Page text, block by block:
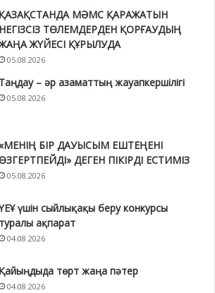
ҚАЗАҚСТАНДА МӘМС ҚАРАЖАТЫН
НЕГІЗСІЗ ТӨЛЕМДЕРДЕН ҚОРҒАУДЫҢ
ЖҮЙЕСІ ҚҰРЫЛУДА
05.08.2026
Таңдау – әр азаматтың жауапкершілігі
05.08.2026
«МЕНІҢ БІР ДАУЫСЫМ ЕШТЕҢЕНІ
ДЕГЕН ПІКІРДІ ЕСТИМІЗ
05.08.2026
үшін сыйлықақы беру конкурсы
туралы ақпарат
04.08.2026
Қайыңдыда төрт жаңа пәтер
04.08.2026